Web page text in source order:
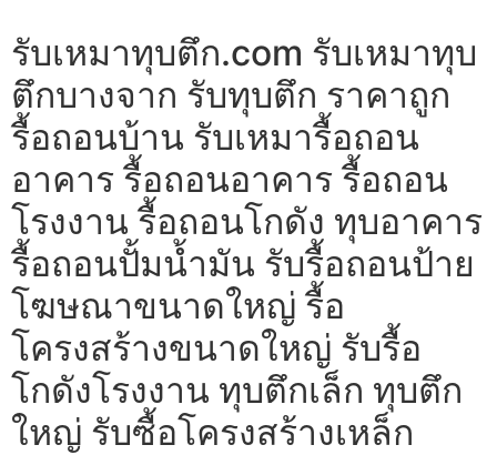
รับเหมาทุบตึก.com รับเหมาทุบ
ตึกบางจาก รับทุบตึก ราคาถูก
รื้อถอนบ้าน รับเหมารื้อถอน
อาคาร รื้อถอนอาคาร รื้อถอน
โรงงาน รื้อถอนโกดัง ทุบอาคาร
รื้อถอนปั้มน้ำมัน รับรื้อถอนป้าย
โฆษณาขนาดใหญ่ รื้อ
โครงสร้างขนาดใหญ่ รับรื้อ
โกดังโรงงาน ทุบตึกเล็ก ทุบตึก
ใหญ่ รับซื้อโครงสร้างเหล็ก